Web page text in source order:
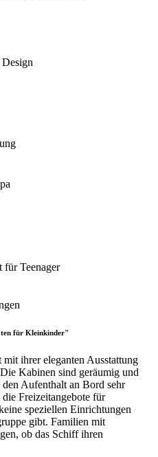
für Teenager
für Kleinkinder"
ihrer eleganten Ausstattung
Kabinen sind geräumig und
Aufenthalt an Bord sehr
Freizeitangebote für
speziellen Einrichtungen
gibt. Familien mit
ob das Schiff ihren